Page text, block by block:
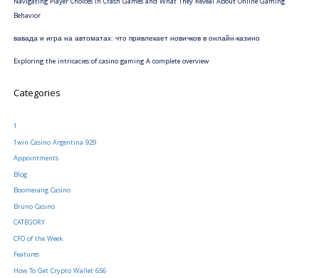
Navigating Player Choices in Crash Games and What They Reveal About Online Gaming
Behavior
вавада и игра на автоматах: что привлекает новичков в онлайн-казино
Exploring the intricacies of casino gaming A complete overview
Categories
1
1win Casino Argentina 929
Appointments
Blog
Boomerang Casino
Bruno Casino
CATEGORY
CFO of the Week
Features
How To Get Crypto Wallet 656